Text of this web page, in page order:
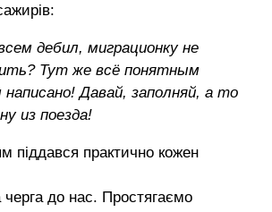
дебил, миграционку не
Тут же всё понятным
написано! Давай, заполняй, а то
из поезда!
піддався практично кожен
до нас. Простягаємо